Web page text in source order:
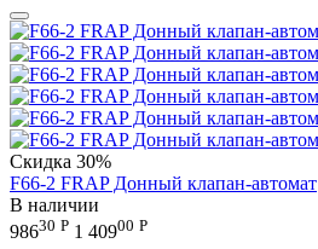
Скидка 30%
F66-2 FRAP Донный клапан-автомат
В наличии
98630 Р 1 40900 Р